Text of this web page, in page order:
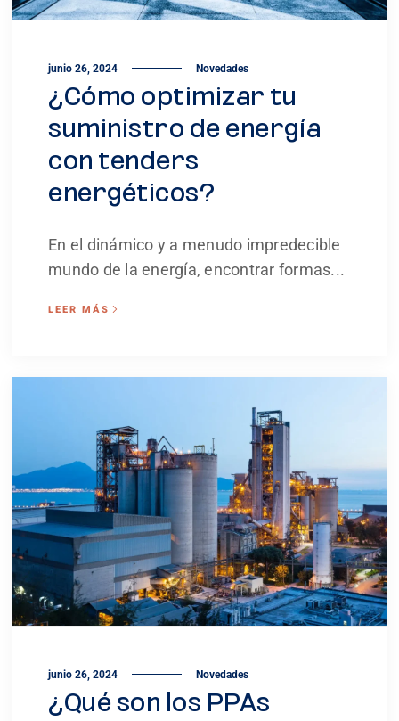
junio 26, 2024 Novedades
¿Cómo optimizar tu
suministro de energía
con tenders
energéticos?
En el dinámico y a menudo impredecible
mundo de la energía, encontrar formas...
LEER MÁS
junio 26, 2024 Novedades
¿Qué son los PPAs